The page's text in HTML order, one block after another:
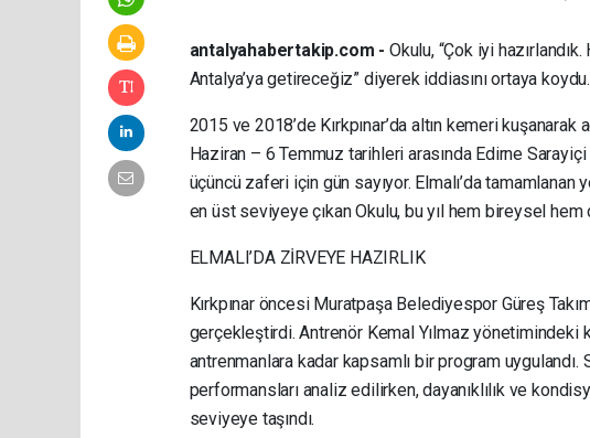
antalyahabertakip.com - Okulu, “Çok iyi
Antalya’ya getireceğiz” diyerek iddiasını ortaya koydu.
2015 ve 2018’de Kırkpınar’da altın kemeri kuşanarak
Haziran – 6 Temmuz tarihleri arasında Edirne
üçüncü zaferi için gün sayıyor. Elmalı’da
en üst seviyeye çıkan Okulu, bu yıl hem bireysel
ELMALI’DA ZİRVEYE HAZIRLIK
Kırkpınar öncesi Muratpaşa Belediyespor Güreş
gerçekleştirdi. Antrenör Kemal Yılmaz yönetimindeki
antrenmanlara kadar kapsamlı bir program
performansları analiz edilirken, dayanıklılık ve
seviyeye taşındı.